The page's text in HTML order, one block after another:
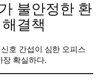
불안정한 환
결책
호 간섭이 심한 오피스
장 확실하다.